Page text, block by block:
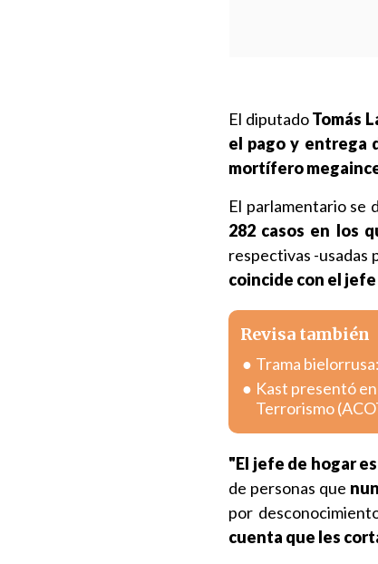
El diputadoTomás
el pago y entrega
mortífero
El parlamentario se
282 casos en los
respectivas -usadas
coincide con el
Revisa también
Trama
Kast presentó
Terrorismo
"El jefe de hogar
de personas que
por
cuenta que les